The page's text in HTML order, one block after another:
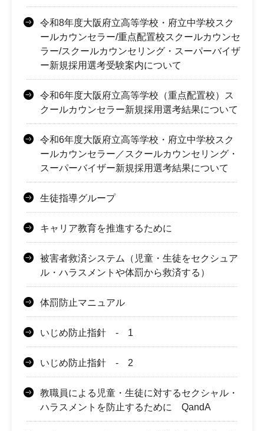
令和8年度大阪府立高等学校・府立中学校スク
ールカウンセラー/重点配置校スクールカウンセ
ラー/スクールカウンセリング・スーパーバイザ
ー新規採用選考受験案内について
令和6年度大阪府立高等学校（重点配置校）ス
クールカウンセラー新規採用選考結果について
令和6年度大阪府立高等学校・府立中学校スク
ールカウンセラー／スクールカウンセリング・
スーパーバイザー新規採用選考結果について
生徒指導グループ
キャリア教育を推進するために
被害者救済システム（児童・生徒をセクシュア
ル・ハラスメントや体罰から救済する）
体罰防止マニュアル
いじめ防止指針 - 1
いじめ防止指針 - 2
教職員による児童・生徒に対するセクシャル・
ハラスメントを防止するために QandA